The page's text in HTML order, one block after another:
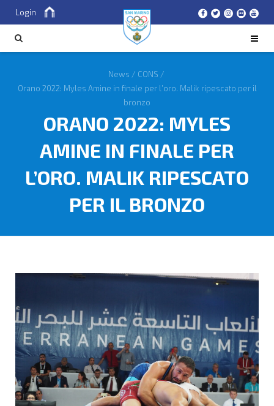
Login
News / CONS /
Orano 2022: Myles Amine in finale per l’oro. Malik ripescato per il
bronzo
ORANO 2022: MYLES
AMINE IN FINALE PER
L’ORO. MALIK RIPESCATO
PER IL BRONZO